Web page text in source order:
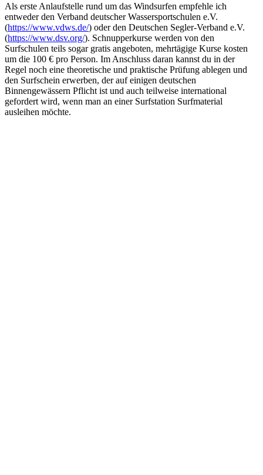
Als erste Anlaufstelle rund um das Windsurfen empfehle ich
entweder den Verband deutscher Wassersportschulen e.V.
(https://www.vdws.de/) oder den Deutschen Segler-Verband e.V.
(https://www.dsv.org/). Schnupperkurse werden von den
Surfschulen teils sogar gratis angeboten, mehrtägige Kurse kosten
um die 100 € pro Person. Im Anschluss daran kannst du in der
Regel noch eine theoretische und praktische Prüfung ablegen und
den Surfschein erwerben, der auf einigen deutschen
Binnengewässern Pflicht ist und auch teilweise international
gefordert wird, wenn man an einer Surfstation Surfmaterial
ausleihen möchte.